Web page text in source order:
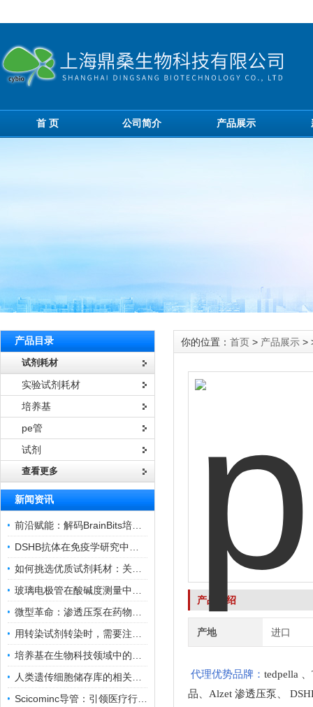
首 页 公司简介 产品展示
产品目录
试剂耗材
实验试剂耗材
培养基
pe管
试剂
查看更多
新闻资讯
你的位置： 首页 > 产品展示 >
产品介绍
产地 进口
代理优势品牌： tedpella
品
Alzet 渗透压泵